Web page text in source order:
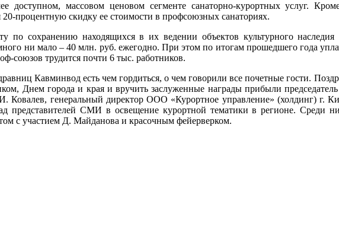
доступном, массовом ценовом сегменте санаторно-курортных услуг.
процентную скидку ее стоимости в профсоюзных санаториях.
по сохранению находящихся в их ведении объектов культурного
ни мало – 40 млн. руб. ежегодно. При этом по итогам прошедшего года
союзов трудится почти 6 тыс. работников.
Кавминвод есть чем гордиться, о чем говорили все почетные гости.
Днем города и края и вручить заслуженные награды прибыли
И. Ковалев, генеральный директор ООО «Курортное управление» (холдинг)
представителей СМИ в освещение курортной тематики в регионе.
с участием Д. Майданова и красочным фейерверком.